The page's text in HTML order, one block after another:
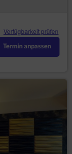
Verfügbarkeit prüfen
Termin anpassen